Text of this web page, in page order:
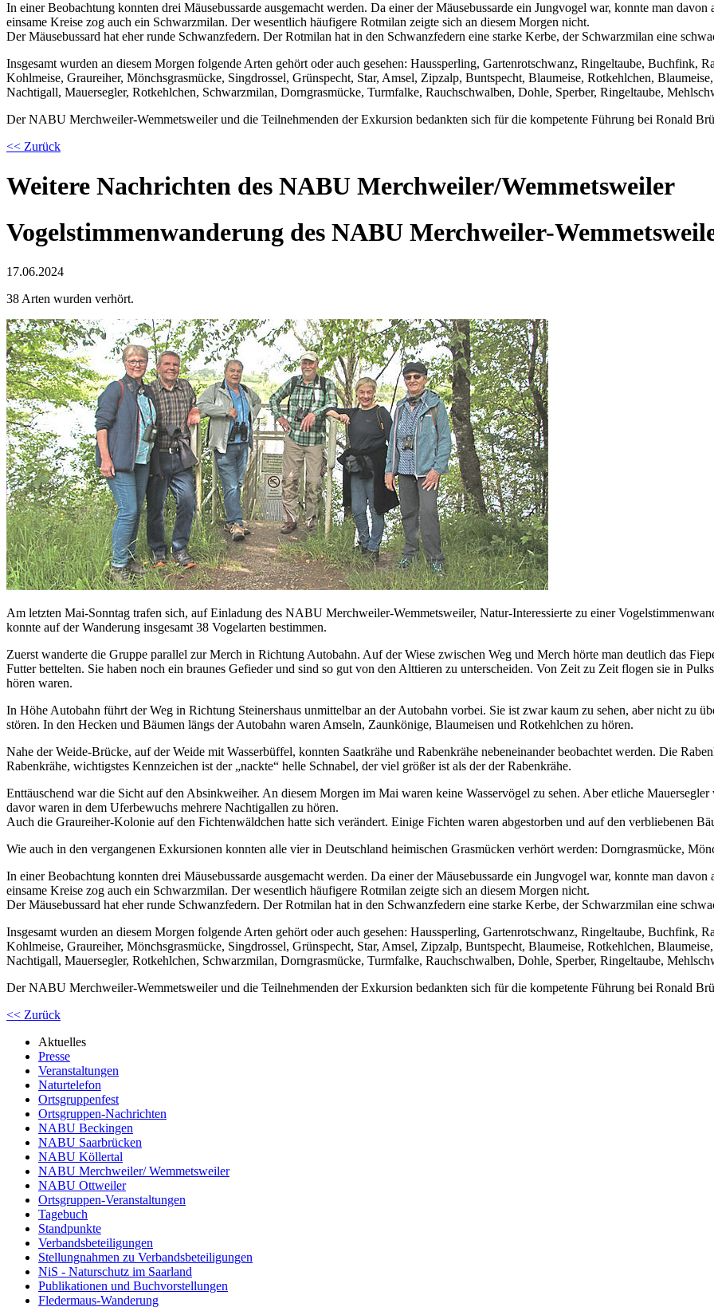
In einer Beobachtung konnten drei Mäusebussarde ausgemacht werden. Da einer der Mäusebussarde ein Jungvogel war, konnte man davon
einsame Kreise zog auch ein Schwarzmilan. Der wesentlich häufigere Rotmilan zeigte sich an diesem Morgen nicht.
Der Mäusebussard hat eher runde Schwanzfedern. Der Rotmilan hat in den Schwanzfedern eine starke Kerbe, der Schwarzmilan eine
Insgesamt wurden an diesem Morgen folgende Arten gehört oder auch gesehen: Haussperling, Gartenrotschwanz, Ringeltaube, Buchfink,
Kohlmeise, Graureiher, Mönchsgrasmücke, Singdrossel, Grünspecht, Star, Amsel, Zipzalp, Buntspecht, Blaumeise, Rotkehlchen,
Nachtigall, Mauersegler, Rotkehlchen, Schwarzmilan, Dorngrasmücke, Turmfalke, Rauchschwalben, Dohle, Sperber, Ringeltaube,
Der NABU Merchweiler-Wemmetsweiler und die Teilnehmenden der Exkursion bedankten sich für die kompetente Führung bei Ronald
<< Zurück
Weitere Nachrichten des NABU Merchweiler/Wemmetsweiler
Vogelstimmenwanderung des NABU Merchweiler-
17.06.2024
38 Arten wurden verhört.
Am letzten Mai-Sonntag trafen sich, auf Einladung des NABU Merchweiler-Wemmetsweiler, Natur-Interessierte zu einer
konnte auf der Wanderung insgesamt 38 Vogelarten bestimmen.
Zuerst wanderte die Gruppe parallel zur Merch in Richtung Autobahn. Auf der Wiese zwischen Weg und Merch hörte man deutlich das
Futter bettelten. Sie haben noch ein braunes Gefieder und sind so gut von den Alttieren zu unterscheiden. Von Zeit zu Zeit flogen sie in
hören waren.
In Höhe Autobahn führt der Weg in Richtung Steinershaus unmittelbar an der Autobahn vorbei. Sie ist zwar kaum zu sehen, aber nicht zu
stören. In den Hecken und Bäumen längs der Autobahn waren Amseln, Zaunkönige, Blaumeisen und Rotkehlchen zu hören.
Nahe der Weide-Brücke, auf der Weide mit Wasserbüffel, konnten Saatkrähe und Rabenkrähe nebeneinander beobachtet werden. Die
Rabenkrähe, wichtigstes Kennzeichen ist der „nackte“ helle Schnabel, der viel größer ist als der der Rabenkrähe.
Enttäuschend war die Sicht auf den Absinkweiher. An diesem Morgen im Mai waren keine Wasservögel zu sehen. Aber etliche
davor waren in dem Uferbewuchs mehrere Nachtigallen zu hören.
Auch die Graureiher-Kolonie auf den Fichtenwäldchen hatte sich verändert. Einige Fichten waren abgestorben und auf den verbliebenen
Wie auch in den vergangenen Exkursionen konnten alle vier in Deutschland heimischen Grasmücken verhört werden: Dorngrasmücke,
In einer Beobachtung konnten drei Mäusebussarde ausgemacht werden. Da einer der Mäusebussarde ein Jungvogel war, konnte man davon
einsame Kreise zog auch ein Schwarzmilan. Der wesentlich häufigere Rotmilan zeigte sich an diesem Morgen nicht.
Der Mäusebussard hat eher runde Schwanzfedern. Der Rotmilan hat in den Schwanzfedern eine starke Kerbe, der Schwarzmilan eine
Insgesamt wurden an diesem Morgen folgende Arten gehört oder auch gesehen: Haussperling, Gartenrotschwanz, Ringeltaube, Buchfink,
Kohlmeise, Graureiher, Mönchsgrasmücke, Singdrossel, Grünspecht, Star, Amsel, Zipzalp, Buntspecht, Blaumeise, Rotkehlchen,
Nachtigall, Mauersegler, Rotkehlchen, Schwarzmilan, Dorngrasmücke, Turmfalke, Rauchschwalben, Dohle, Sperber, Ringeltaube,
Der NABU Merchweiler-Wemmetsweiler und die Teilnehmenden der Exkursion bedankten sich für die kompetente Führung bei Ronald
<< Zurück
Aktuelles
Presse
Veranstaltungen
Naturtelefon
Ortsgruppenfest
Ortsgruppen-Nachrichten
NABU Beckingen
NABU Saarbrücken
NABU Köllertal
NABU Merchweiler/ Wemmetsweiler
NABU Ottweiler
Ortsgruppen-Veranstaltungen
Tagebuch
Standpunkte
Verbandsbeteiligungen
Stellungnahmen zu Verbandsbeteiligungen
NiS - Naturschutz im Saarland
Publikationen und Buchvorstellungen
Fledermaus-Wanderung